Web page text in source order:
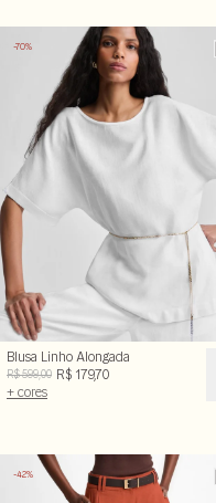
-70%
Blusa Linho Alongada
R$ 599,00 R$ 179,70
+ cores
-42%